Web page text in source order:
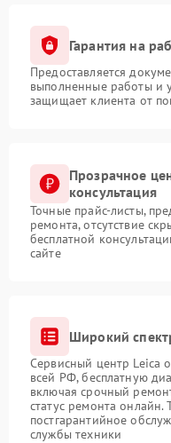
Гарантия на
Предоставляется
выполненные работы и
защищает клиента от
Прозрачное
консультация
Точные прайс-листы,
ремонта, отсутствие
бесплатной
сайте
Широкий
Сервисный центр Leica
всей РФ, бесплатную
включая срочный
статус ремонта онлайн.
постгарантийное
службы техники